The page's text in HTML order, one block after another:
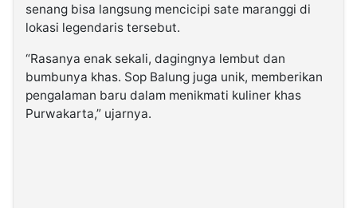
senang bisa langsung mencicipi sate maranggi di
lokasi legendaris tersebut.
“Rasanya enak sekali, dagingnya lembut dan
bumbunya khas. Sop Balung juga unik, memberikan
pengalaman baru dalam menikmati kuliner khas
Purwakarta,” ujarnya.